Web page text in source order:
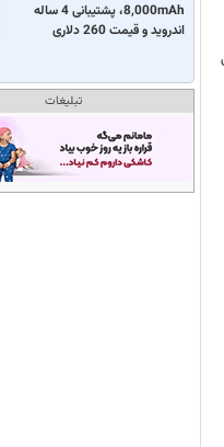
8,000mAh، پشتیبانی 4 ساله
اندروید و قیمت 260 دلاری
تبلیغات